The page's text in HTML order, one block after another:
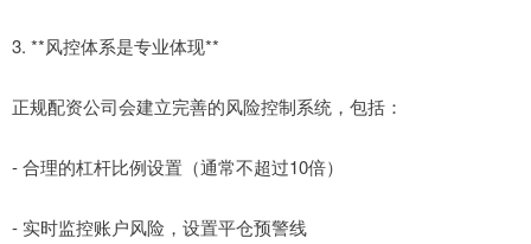
3. **风控体系是专业体现**
正规配资公司会建立完善的风险控制系统，包括：
- 合理的杠杆比例设置（通常不超过10倍）
- 实时监控账户风险，设置平仓预警线